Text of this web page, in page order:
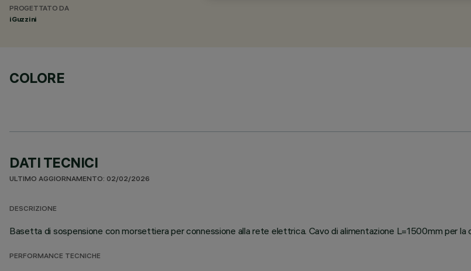
PROGETTATO DA
iGuzzini
COLORE
DATI TECNICI
ULTIMO AGGIORNAMENTO: 02/02/2026
DESCRIZIONE
Basetta di sospensione con morsettiera per connessione alla rete elettrica. Cavo di alimentazione L=1500mm per la
PERFORMANCE TECNICHE